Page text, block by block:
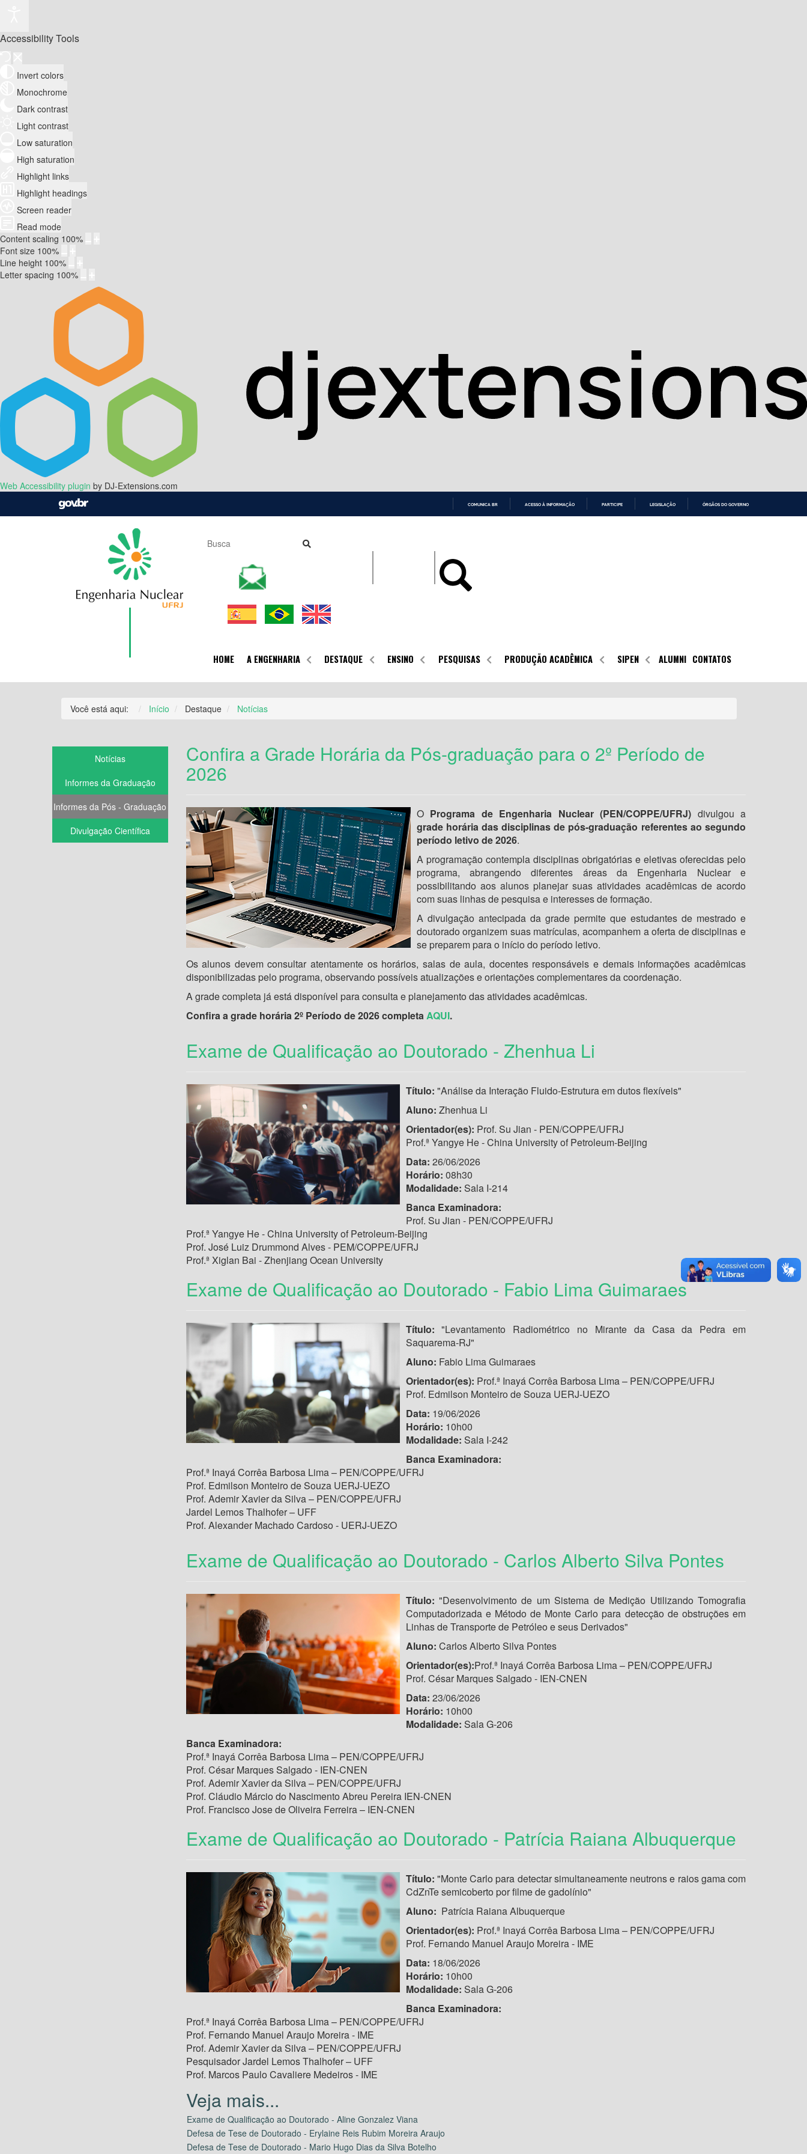
Accessibility Tools
Invert colors
Monochrome
Dark contrast
Light contrast
Low saturation
High saturation
Highlight links
Highlight headings
Screen reader
Read mode
Content scaling 100%
Font size 100%
Line height 100%
Letter spacing 100%
Web Accessibility plugin by DJ-Extensions.com
COMUNICA BR ACESSO À INFORMAÇÃO PARTICIPE LEGISLAÇÃO ÓRGÃOS DO GOVERNO
HOME A ENGENHARIA DESTAQUE ENSINO PESQUISAS PRODUÇÃO ACADÊMICA SIPEN ALUMNI CONTATOS
Você está aqui: Início Destaque Notícias
Notícias
Informes da Graduação
Informes da Pós - Graduação
Divulgação Científica
Confira a Grade Horária da Pós-graduação para o 2º Período de
2026
O Programa de Engenharia Nuclear (PEN/COPPE/UFRJ) divulgou a
grade horária das disciplinas de pós-graduação referentes ao segundo
período letivo de 2026.
A programação contempla disciplinas obrigatórias e eletivas oferecidas pelo
programa, abrangendo diferentes áreas da Engenharia Nuclear e
possibilitando aos alunos planejar suas atividades acadêmicas de acordo
com suas linhas de pesquisa e interesses de formação.
A divulgação antecipada da grade permite que estudantes de mestrado e
doutorado organizem suas matrículas, acompanhem a oferta de disciplinas e
se preparem para o início do período letivo.
Os alunos devem consultar atentamente os horários, salas de aula, docentes responsáveis e demais informações acadêmicas
disponibilizadas pelo programa, observando possíveis atualizações e orientações complementares da coordenação.
A grade completa já está disponível para consulta e planejamento das atividades acadêmicas.
Confira a grade horária2º Período de 2026completaAQUI.
Exame de Qualificação ao Doutorado - Zhenhua Li
Título: "Análise da Interação Fluido-Estrutura em dutos flexíveis"
Aluno: Zhenhua Li
Orientador(es): Prof. Su Jian - PEN/COPPE/UFRJ
Prof.ª Yangye He - China University of Petroleum-Beijing
Data: 26/06/2026
Horário: 08h30
Modalidade: Sala I-214
Banca Examinadora:
Prof. Su Jian - PEN/COPPE/UFRJ
Prof.ª Yangye He - China University of Petroleum-Beijing
Prof. José Luiz Drummond Alves - PEM/COPPE/UFRJ
Prof.ª Xiglan Bai - Zhenjiang Ocean University
Exame de Qualificação ao Doutorado - Fabio Lima Guimaraes
Título:"Levantamento Radiométrico no Mirante da Casa da Pedra em
Saquarema-RJ"
Aluno: Fabio Lima Guimaraes
Orientador(es): Prof.ª Inayá Corrêa Barbosa Lima – PEN/COPPE/UFRJ
Prof. Edmilson Monteiro de Souza UERJ-UEZO
Data: 19/06/2026
Horário: 10h00
Modalidade: Sala I-242
Banca Examinadora:
Prof.ª Inayá Corrêa Barbosa Lima – PEN/COPPE/UFRJ
Prof. Edmilson Monteiro de Souza UERJ-UEZO
Prof. Ademir Xavier da Silva – PEN/COPPE/UFRJ
Jardel Lemos Thalhofer – UFF
Prof. Alexander Machado Cardoso - UERJ-UEZO
Exame de Qualificação ao Doutorado - Carlos Alberto Silva Pontes
Título: "Desenvolvimento de um Sistema de Medição Utilizando Tomografia
Computadorizada e Método de Monte Carlo para detecção de obstruções em
Linhas de Transporte de Petróleo e seus Derivados"
Aluno: Carlos Alberto Silva Pontes
Orientador(es):Prof.ª Inayá Corrêa Barbosa Lima – PEN/COPPE/UFRJ
Prof. César Marques Salgado - IEN-CNEN
Data: 23/06/2026
Horário: 10h00
Modalidade: Sala G-206
Banca Examinadora:
Prof.ª Inayá Corrêa Barbosa Lima – PEN/COPPE/UFRJ
Prof. César Marques Salgado - IEN-CNEN
Prof. Ademir Xavier da Silva – PEN/COPPE/UFRJ
Prof. Cláudio Márcio do Nascimento Abreu Pereira IEN-CNEN
Prof. Francisco Jose de Oliveira Ferreira – IEN-CNEN
Exame de Qualificação ao Doutorado - Patrícia Raiana Albuquerque
Título: "Monte Carlo para detectar simultaneamente neutrons e raios gama com
CdZnTe semicoberto por filme de gadolínio"
Aluno: Patrícia Raiana Albuquerque
Orientador(es): Prof.ª Inayá Corrêa Barbosa Lima – PEN/COPPE/UFRJ
Prof. Fernando Manuel Araujo Moreira - IME
Data: 18/06/2026
Horário: 10h00
Modalidade: Sala G-206
Banca Examinadora:
Prof.ª Inayá Corrêa Barbosa Lima – PEN/COPPE/UFRJ
Prof. Fernando Manuel Araujo Moreira - IME
Prof. Ademir Xavier da Silva – PEN/COPPE/UFRJ
Pesquisador Jardel Lemos Thalhofer – UFF
Prof. Marcos Paulo Cavaliere Medeiros - IME
Exame de Qualificação ao Doutorado - Aline Gonzalez Viana
Defesa de Tese de Doutorado - Erylaine Reis Rubim Moreira Araujo
Defesa de Tese de Doutorado - Mario Hugo Dias da Silva Botelho